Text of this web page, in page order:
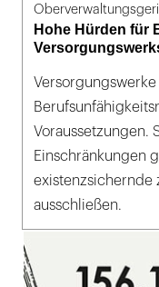
Hohe Hürden für
Voraussetzungen.
Einschränkungen
existenzsichernde
ausschließen.